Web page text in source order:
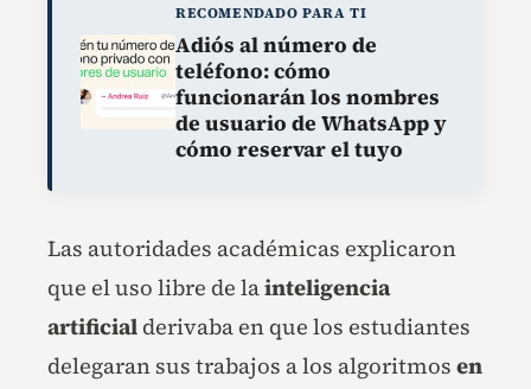
RECOMENDADO PARA TI
Adiós al número de
teléfono: cómo
funcionarán los nombres
de usuario de WhatsApp y
cómo reservar el tuyo
Las autoridades académicas explicaron
que el uso libre de lainteligencia
artificial derivaba en que los estudiantes
delegaran sus trabajos a los algoritmos en